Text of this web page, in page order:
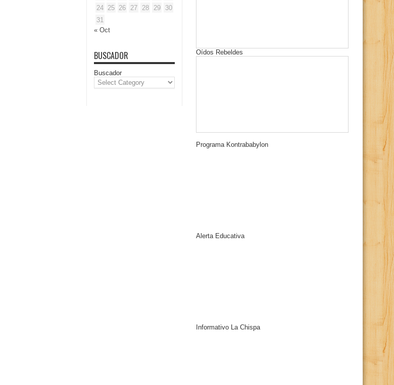
24 25 26 27 28 29
30
31
« Oct
BUSCADOR
Buscador
Oídos Rebeldes
Programa Kontrababylon
Alerta Educativa
Informativo La Chispa